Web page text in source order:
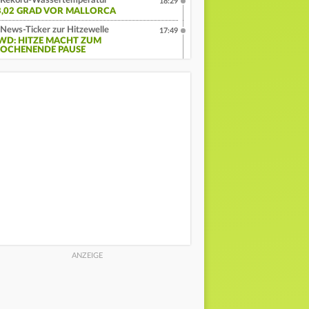
GRAD VOR MALLORCA
News-Ticker zur Hitzewelle
HITZE MACHT ZUM
PAUSE
17:49